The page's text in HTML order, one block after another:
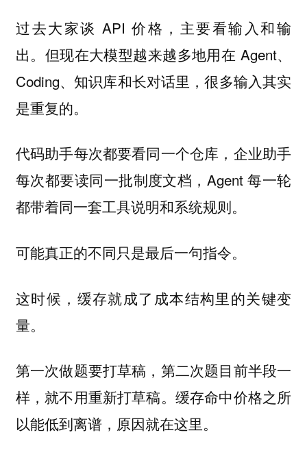
过去大家谈 API 价格，主要看输入和输
出。但现在大模型越来越多地用在 Agent、
Coding、知识库和长对话里，很多输入其实
是重复的。
代码助手每次都要看同一个仓库，企业助手
每次都要读同一批制度文档，Agent 每一轮
都带着同一套工具说明和系统规则。
可能真正的不同只是最后一句指令。
这时候，缓存就成了成本结构里的关键变
量。
第一次做题要打草稿，第二次题目前半段一
样，就不用重新打草稿。缓存命中价格之所
以能低到离谱，原因就在这里。